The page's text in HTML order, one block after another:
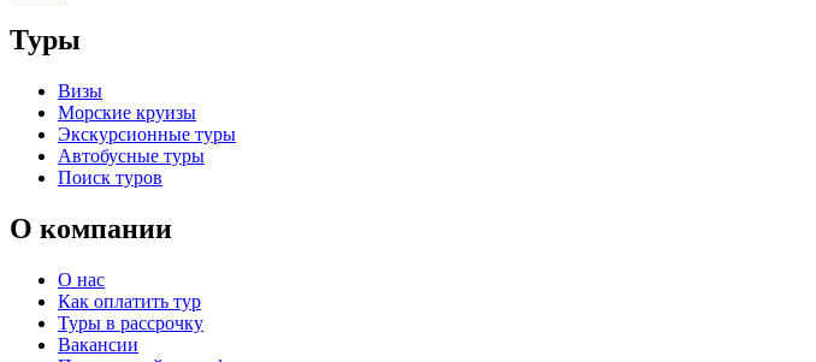
Туры
Визы
Морские круизы
Экскурсионные туры
Автобусные туры
Поиск туров
О компании
О нас
Как оплатить тур
Туры в рассрочку
Вакансии